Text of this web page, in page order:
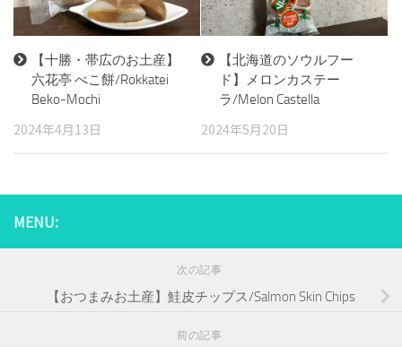
【十勝・帯広のお土産】
六花亭 べこ餅/Rokkatei
Beko-Mochi
2024年4月13日
【北海道のソウルフー
ド】メロンカステー
ラ/Melon Castella
2024年5月20日
MENU:
次の記事
【おつまみお土産】鮭皮チップス/Salmon Skin Chips
前の記事